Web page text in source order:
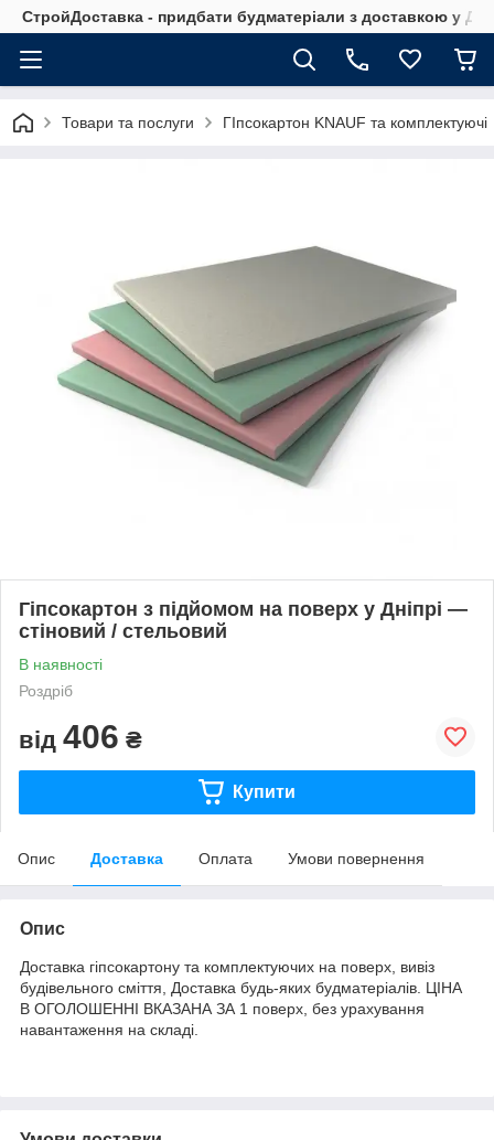
СтройДоставка - придбати будматеріали з доставкою у
Товари та послуги ГІпсокартон KNAUF та комплектуючі
Гіпсокартон з підйомом на поверх у Дніпрі —
стіновий / стельовий
В наявності
Роздріб
від 406 ₴
Купити
Опис Доставка Оплата Умови повернення
Опис
Доставка гіпсокартону та комплектуючих на поверх, вивіз
будівельного сміття, Доставка будь-яких будматеріалів. ЦІНА
В ОГОЛОШЕННІ ВКАЗАНА ЗА 1 поверх, без урахування
навантаження на складі.